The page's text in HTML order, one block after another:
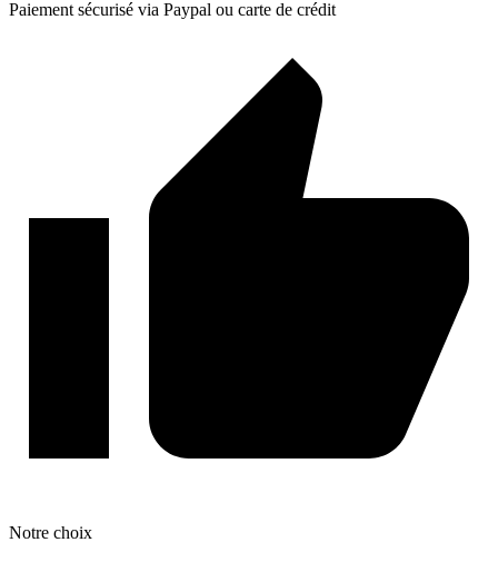
Paiement sécurisé via Paypal ou carte de crédit
Notre choix